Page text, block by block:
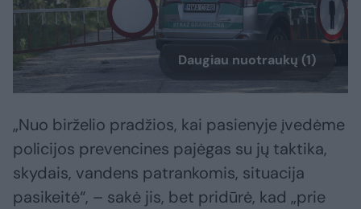
Daugiau nuotraukų (1)
„Nuo birželio pradžios, kai pasienyje įvedėme
policijos prevencines pajėgas su jų taktika,
skydais, vandens patrankomis, situacija
pasikeitė“, – sakė jis, bet pridūrė, kad „prie